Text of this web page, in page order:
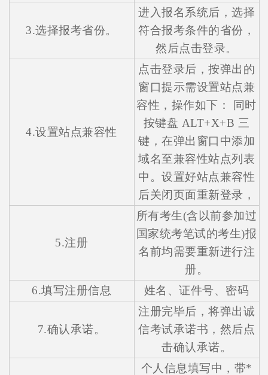
3.选择报考省份。
进入报名系统后，选择
符合报考条件的省份，
然后点击登录。
4.设置站点兼容性
点击登录后，按弹出的
窗口提示需设置站点兼
容性，操作如下： 同时
按键盘 ALT+X+B 三
键，在弹出窗口中添加
域名至兼容性站点列表
中。设置好站点兼容性
后关闭页面重新登录，
5.注册
所有考生(含以前参加过
国家统考笔试的考生)报
名前均需要重新进行注
册。
6.填写注册信息
姓名、证件号、密码
7.确认承诺。
注册完毕后，将弹出诚
信考试承诺书，然后点
击确认承诺。
个人信息填写中，带*